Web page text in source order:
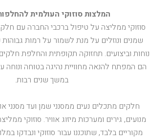
המלצות סוזוקי העולמית
סוזוקי ממליצה על טיפול ברכבי החברה עם
שמנים ונוזלים על מנת לשמור על רמות
נוחות וביצועים. תחזוקה תקופתית והחלפת
הם המפתח להנאה מחוויית נהיגה בטוחה ונוחה
במשך שנים רבות.
חלקים מתכלים נעים ממסנני שמן ועד מסנני
מנועים, גירים ומערכות מיזוג אוויר. סוזוקי
מקוריים בלבד, שתוכננו עבור סוזוקי ונבדקו